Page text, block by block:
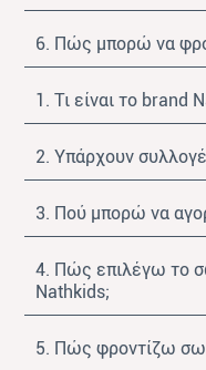
6. Πώς μπορώ να
1. Τι είναι το brand
2. Υπάρχουν
3. Πού μπορώ να
4. Πώς επιλέγω το
Nathkids;
5. Πώς φροντίζω